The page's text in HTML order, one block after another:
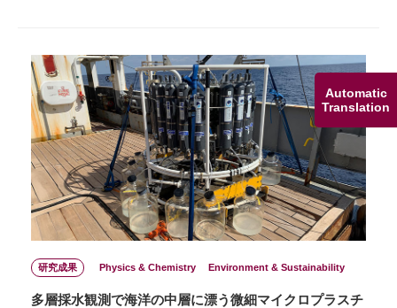
Automatic
Translation
研究成果 Physics & Chemistry Environment & Sustainability
多層採水観測で海洋の中層に漂う微細マイクロプラスチ